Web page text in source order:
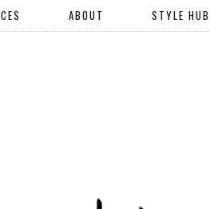
ABOUT STYLE HUB